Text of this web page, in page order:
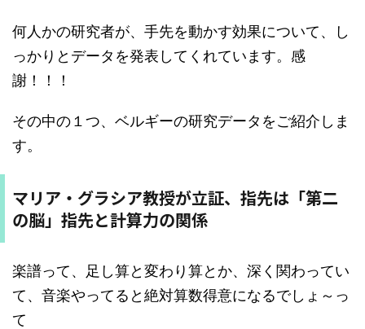
何人かの研究者が、手先を動かす効果について、し
っかりとデータを発表してくれています。感
謝！！！
その中の１つ、ベルギーの研究データをご紹介しま
す。
マリア・グラシア教授が立証、指先は「第二
の脳」指先と計算力の関係
楽譜って、足し算と変わり算とか、深く関わってい
て、音楽やってると絶対算数得意になるでしょ～っ
て